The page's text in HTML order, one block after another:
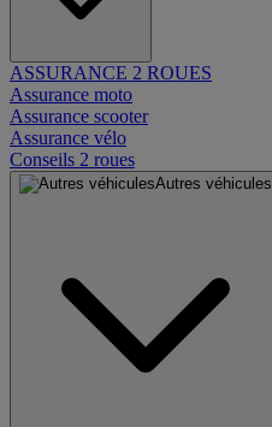
ASSURANCE 2 ROUES
Assurance moto
Assurance scooter
Assurance vélo
Conseils 2 roues
Autres véhicules